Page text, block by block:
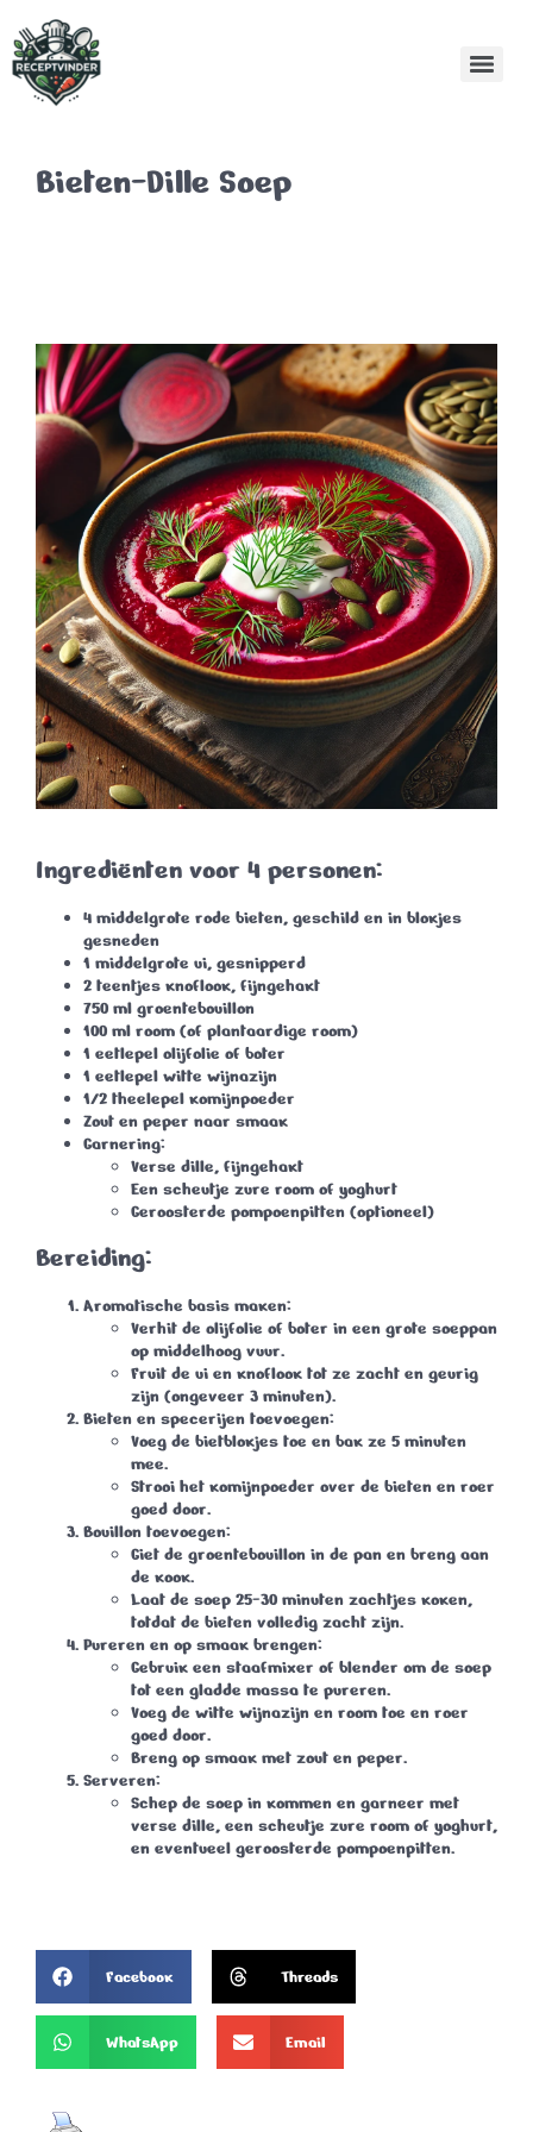
Bieten-Dille Soep
Ingrediënten voor 4 personen:
4 middelgrote rode bieten, geschild en in blokjes
gesneden
1 middelgrote ui, gesnipperd
2 teentjes knoflook, fijngehakt
750 ml groentebouillon
100 ml room (of plantaardige room)
1 eetlepel olijfolie of boter
1 eetlepel witte wijnazijn
1/2 theelepel komijnpoeder
Zout en peper naar smaak
Garnering:
Verse dille, fijngehakt
Een scheutje zure room of yoghurt
Geroosterde pompoenpitten (optioneel)
Bereiding:
Aromatische basis maken:
Verhit de olijfolie of boter in een grote soeppan
op middelhoog vuur.
Fruit de ui en knoflook tot ze zacht en geurig
zijn (ongeveer 3 minuten).
Bieten en specerijen toevoegen:
Voeg de bietblokjes toe en bak ze 5 minuten
mee.
Strooi het komijnpoeder over de bieten en roer
goed door.
Bouillon toevoegen:
Giet de groentebouillon in de pan en breng aan
de kook.
Laat de soep 25-30 minuten zachtjes koken,
totdat de bieten volledig zacht zijn.
Pureren en op smaak brengen:
Gebruik een staafmixer of blender om de soep
tot een gladde massa te pureren.
Voeg de witte wijnazijn en room toe en roer
goed door.
Breng op smaak met zout en peper.
Serveren:
Schep de soep in kommen en garneer met
verse dille, een scheutje zure room of yoghurt,
en eventueel geroosterde pompoenpitten.
Facebook Threads
WhatsApp Email